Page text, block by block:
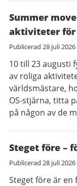
Summer
aktiviteter för
Publicerad 28 juli 2026
10 till 23 augusti
av roliga
världsmästare,
OS-stjärna, titta
på någon av de
Steget före –
Publicerad 28 juli 2026
Steget före är